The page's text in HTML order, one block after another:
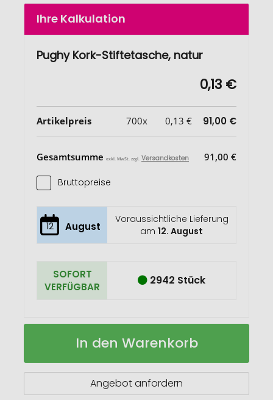
Ihre Kalkulation
Pughy Kork-Stiftetasche, natur
0,13 €
Artikelpreis 700x 0,13 € 91,00 €
Gesamtsumme exkl. MwSt. zzgl. Versandkosten 91,00 €
Bruttopreise
12 August
Voraussichtliche Lieferung
am12. August
SOFORT
VERFÜGBAR
2942 Stück
Pughy
Auf
In den Warenkorb
Angebot anfordern